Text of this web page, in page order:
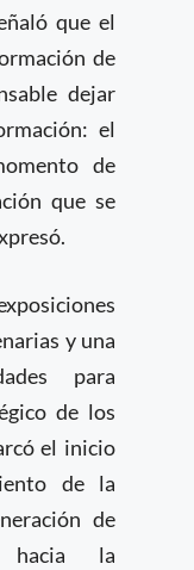
que el
de
dejar
el
de
que se
y una
para
de los
el inicio
de la
de
hacia la